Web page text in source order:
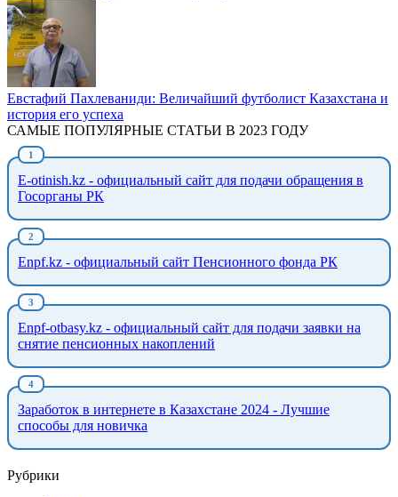
Евстафий Пахлеваниди: Величайший футболист Казахстана и
история его успеха
САМЫЕ ПОПУЛЯРНЫЕ СТАТЬИ В 2023 ГОДУ
E-otinish.kz - официальный сайт для подачи обращения в
Госорганы РК
Enpf.kz - официальный сайт Пенсионного фонда РК
Enpf-otbasy.kz - официальный сайт для подачи заявки на
снятие пенсионных накоплений
Заработок в интернете в Казахстане 2024 - Лучшие
способы для новичка
Рубрики